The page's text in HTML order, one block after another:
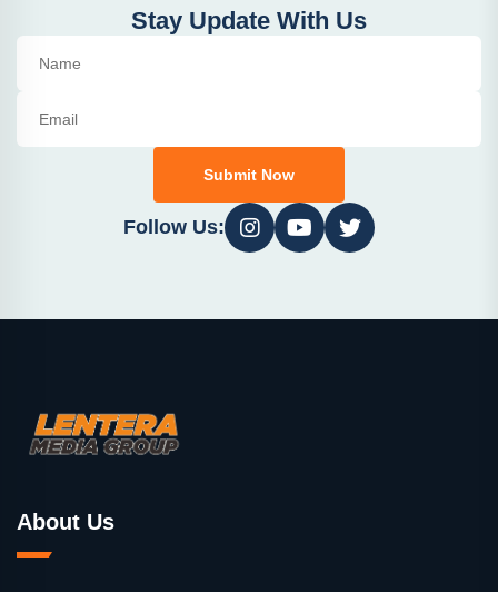
Stay Update With Us
Submit Now
Follow Us:
About Us